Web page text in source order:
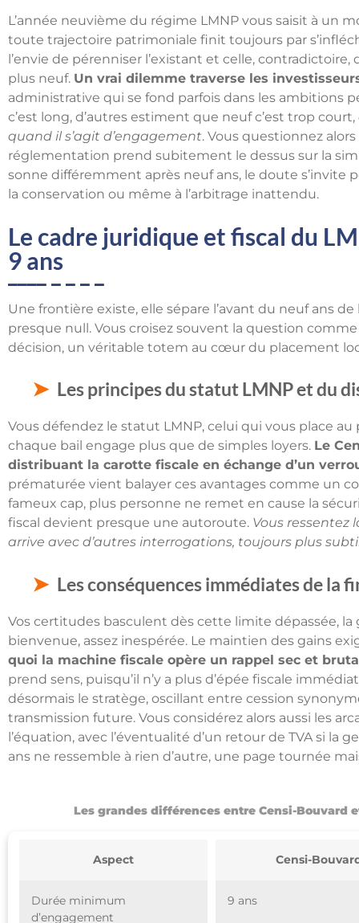
L’année neuvième du régime LMNP vous saisit à un
toute trajectoire patrimoniale finit toujours par
l’envie de pérenniser l’existant et celle,
plus neuf. Un vrai dilemme traverse les
administrative qui se fond parfois dans les ambitions
c’est long, d’autres estiment que neuf c’est trop court,
quand il s’agit d’engagement. Vous questionnez
réglementation prend subitement le dessus sur la
sonne différemment après neuf ans, le doute s’invite
la conservation ou même à l’arbitrage inattendu.
Le cadre juridique et fiscal du
9 ans
Une frontière existe, elle sépare l’avant du neuf ans de
presque null. Vous croisez souvent la question
décision, un véritable totem au cœur du placement
Les principes du statut LMNP et du
Vous défendez le statut LMNP, celui qui vous place
chaque bail engage plus que de simples loyers. Le
distribuant la carotte fiscale en échange d’un
prématurée vient balayer ces avantages comme un
fameux cap, plus personne ne remet en cause la
fiscal devient presque une autoroute. Vous ressentez
arrive avec d’autres interrogations, toujours plus
Les conséquences immédiates de la
Vos certitudes basculent dès cette limite dépassée,
bienvenue, assez inespérée. Le maintien des gains
quoi la machine fiscale opère un rappel sec et
prend sens, puisqu’il n’y a plus d’épée fiscale
désormais le stratège, oscillant entre cession
transmission future. Vous considérez alors aussi les
l’équation, avec l’éventualité d’un retour de TVA si la
ans ne ressemble à rien d’autre, une page tournée
Les grandes différences entre Censi-Bouvard
Aspect Censi-
Durée minimum
d’engagement
9 ans